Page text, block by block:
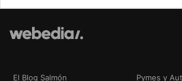
El Blog Salmón Pymes y